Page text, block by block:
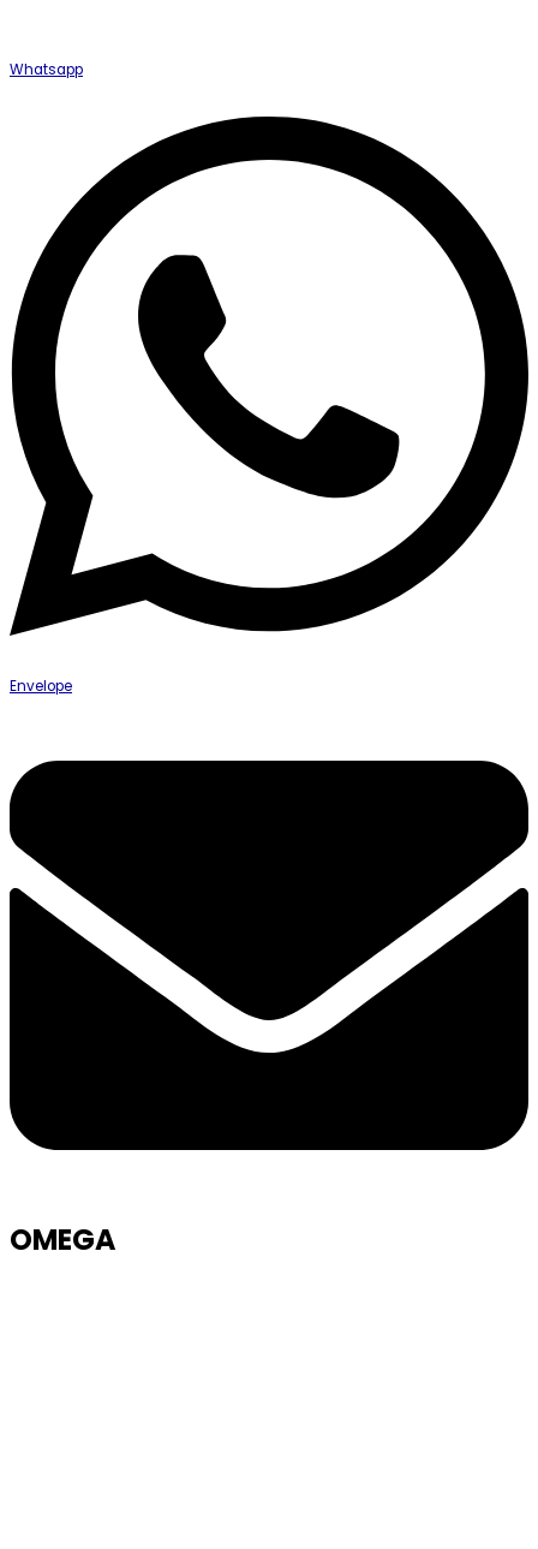
Whatsapp
Envelope
OMEGA